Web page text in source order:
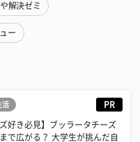
解決ゼミ
ー
活 PR
ズ好き必見】ブッラータチーズ
で広がる？ 大学生が挑んだ自